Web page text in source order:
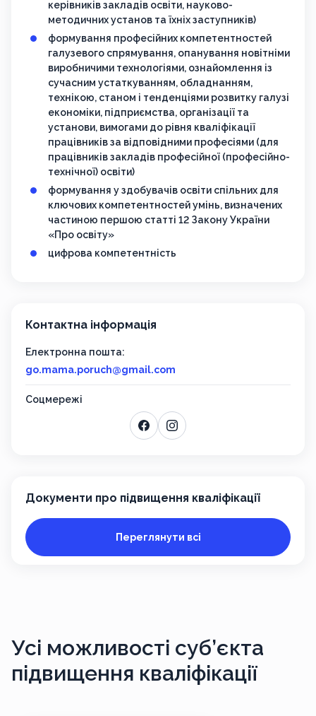
керівників закладів освіти, науково-
методичних установ та їхніх заступників)
формування професійних компетентностей
галузевого спрямування, опанування новітніми
виробничими технологіями, ознайомлення із
сучасним устаткуванням, обладнанням,
технікою, станом і тенденціями розвитку галузі
економіки, підприємства, організації та
установи, вимогами до рівня кваліфікації
працівників за відповідними професіями (для
працівників закладів професійної (професійно-
технічної) освіти)
формування у здобувачів освіти спільних для
ключових компетентностей умінь, визначених
частиною першою статті 12 Закону України
«Про освіту»
цифрова компетентність
Контактна інформація
Електронна пошта:
go.mama.poruch@gmail.com
Соцмережі
Документи про підвищення кваліфікації
Переглянути всі
Усі можливості суб’єкта
підвищення кваліфікації